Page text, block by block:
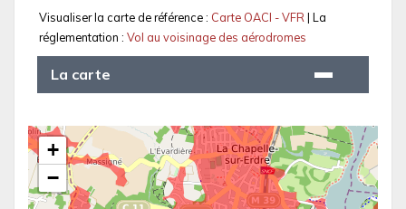
Visualiser la carte de référence : Carte OACI - VFR| La
réglementation : Vol au voisinage des aérodromes
La carte